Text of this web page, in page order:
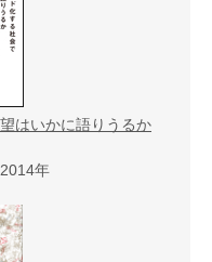
はいかに語りうるか
年